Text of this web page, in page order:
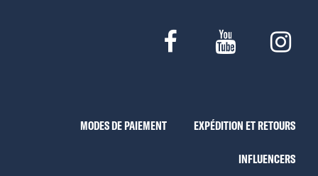
MODES DE PAIEMENT EXPÉDITION ET RETOURS
INFLUENCERS